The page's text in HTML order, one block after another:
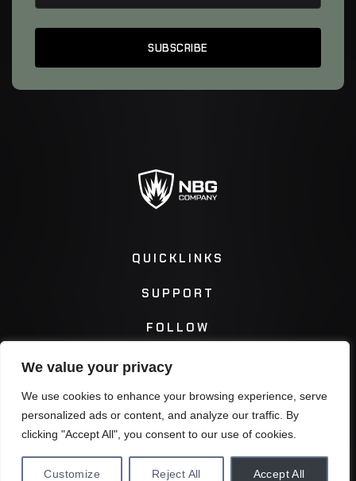
We value your privacy
We use cookies to enhance your browsing experience, serve
personalized ads or content, and analyze our traffic. By
clicking "Accept All", you consent to our use of cookies.
Customize Reject All Accept All
QUICKLINKS
SUPPORT
FOLLOW
Instagram